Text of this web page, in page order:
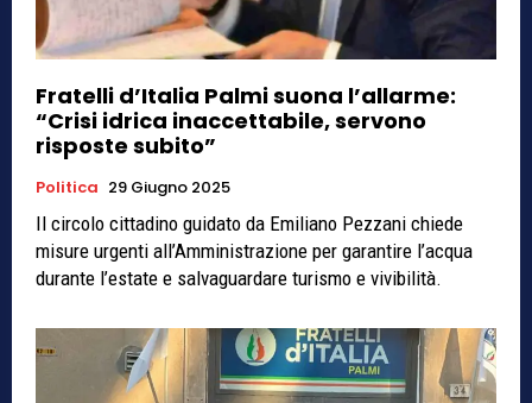
Fratelli d’Italia Palmi suona l’allarme:
“Crisi idrica inaccettabile, servono
risposte subito”
Politica 29 Giugno 2025
Il circolo cittadino guidato da Emiliano Pezzani chiede
misure urgenti all’Amministrazione per garantire l’acqua
durante l’estate e salvaguardare turismo e vivibilità.